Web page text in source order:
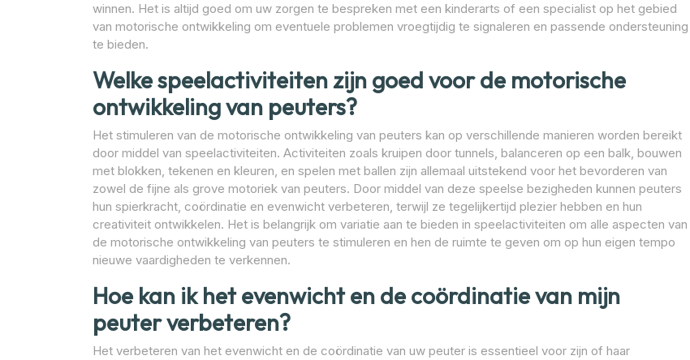
winnen. Het is altijd goed om uw zorgen te bespreken met een kinderarts of een specialist op het gebied
van motorische ontwikkeling om eventuele problemen vroegtijdig te signaleren en passende ondersteuning
te bieden.
Welke speelactiviteiten zijn goed voor de motorische
ontwikkeling van peuters?
Het stimuleren van de motorische ontwikkeling van peuters kan op verschillende manieren worden bereikt
door middel van speelactiviteiten. Activiteiten zoals kruipen door tunnels, balanceren op een balk, bouwen
met blokken, tekenen en kleuren, en spelen met ballen zijn allemaal uitstekend voor het bevorderen van
zowel de fijne als grove motoriek van peuters. Door middel van deze speelse bezigheden kunnen peuters
hun spierkracht, coördinatie en evenwicht verbeteren, terwijl ze tegelijkertijd plezier hebben en hun
creativiteit ontwikkelen. Het is belangrijk om variatie aan te bieden in speelactiviteiten om alle aspecten van
de motorische ontwikkeling van peuters te stimuleren en hen de ruimte te geven om op hun eigen tempo
nieuwe vaardigheden te verkennen.
Hoe kan ik het evenwicht en de coördinatie van mijn
peuter verbeteren?
Het verbeteren van het evenwicht en de coördinatie van uw peuter is essentieel voor zijn of haar